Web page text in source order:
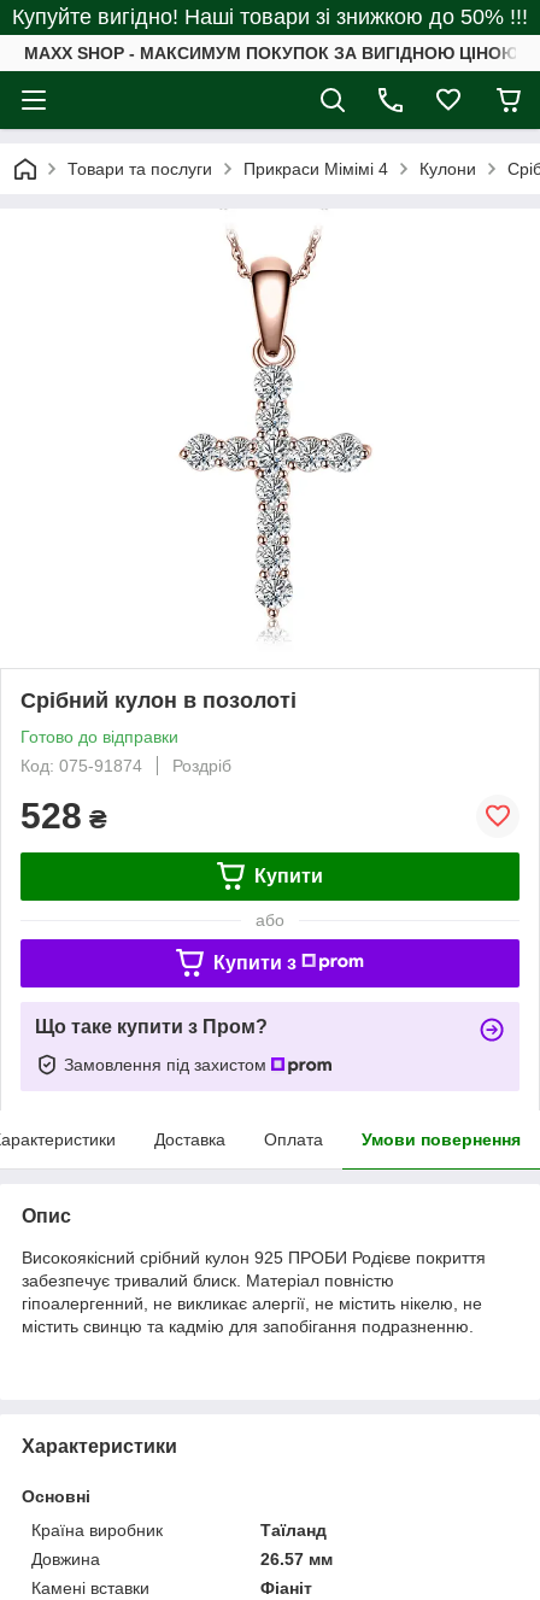
Купуйте вигідно! Наші товари зі знижкою до 50% !!!
MAXX SHOP - МАКСИМУМ ПОКУПОК ЗА ВИГІДНОЮ ЦІНОЮ
Товари та послуги Прикраси Мімімі 4 Кулони
Срібний кулон в позолоті
Готово до відправки
Код: 075-91874
Роздріб
528 ₴
Купити
або
Купити з
Що таке купити з Пром?
Замовлення під захистом
Доставка Оплата Умови повернення
Опис
Високоякісний срібний кулон 925 ПРОБИ Родієве покриття
забезпечує тривалий блиск. Матеріал повністю
гіпоалергенний, не викликає алергії, не містить нікелю, не
містить свинцю та кадмію для запобігання подразненню.
Характеристики
Основні
Країна виробник
Таїланд
Довжина
26.57 мм
Камені вставки
Фіаніт